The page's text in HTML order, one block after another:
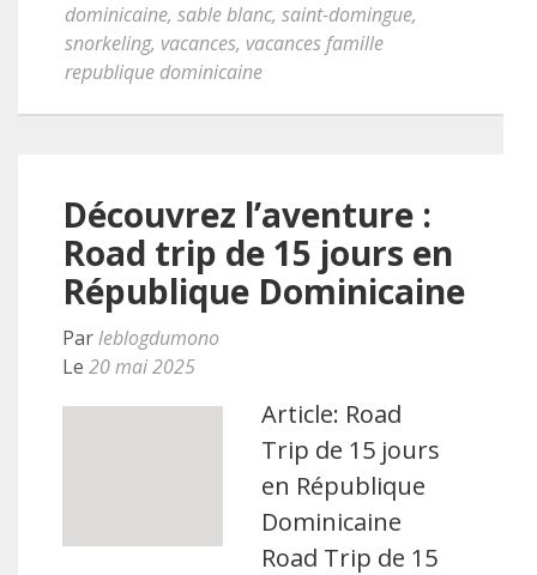
dominicaine, sable blanc, saint-domingue,
snorkeling, vacances, vacances famille
republique dominicaine
Découvrez l’aventure :
Road trip de 15 jours en
République Dominicaine
Parleblogdumono
Le 20 mai 2025
Article: Road
Trip de 15 jours
en République
Dominicaine
Road Trip de 15